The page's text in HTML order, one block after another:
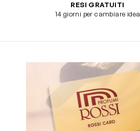
RESI GRATUITI
14 giorni per cambiare idea